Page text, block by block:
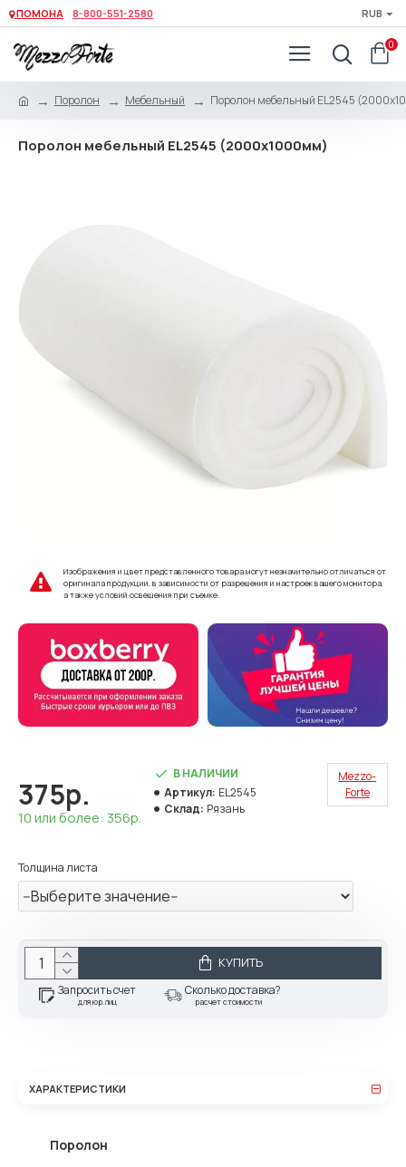
ПОМОНА 8-800-551-2580 RUB
0
Поролон Мебельный Поролон мебельный EL2545
Поролон мебельный EL2545 (2000x1000мм)
Изображения и цвет представленного товара могут незначительно отличаться от
оригинала продукции, в зависимости от разрешения и настроек вашего монитора,
а также условий освещения при съемке.
375р.
10 или более: 356р.
В НАЛИЧИИ
Артикул: EL2545
Склад: Рязань
Mezzo-
Forte
Толщина листа
КУПИТЬ
Запросить счет
для юр.лиц
Сколько доставка?
расчет стоимости
ХАРАКТЕРИСТИКИ
Поролон